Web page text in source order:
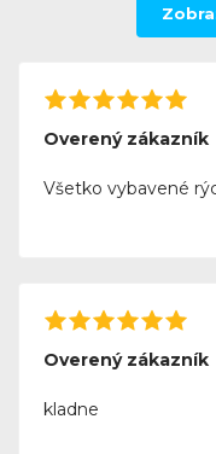
Overený zákazník
Všetko vybavené
Overený zákazník
kladne